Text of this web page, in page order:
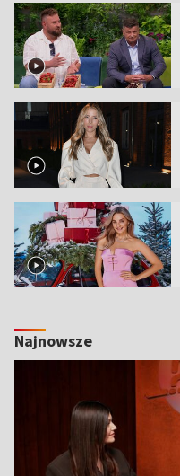
Najnowsze